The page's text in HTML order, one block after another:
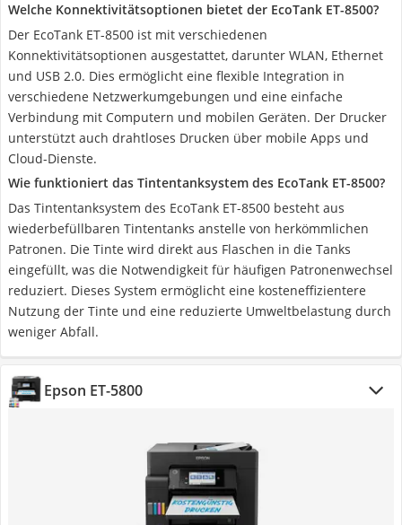
Welche Konnektivitätsoptionen bietet der EcoTank ET-8500?
Der EcoTank ET-8500 ist mit verschiedenen
Konnektivitätsoptionen ausgestattet, darunter WLAN, Ethernet
und USB 2.0. Dies ermöglicht eine flexible Integration in
verschiedene Netzwerkumgebungen und eine einfache
Verbindung mit Computern und mobilen Geräten. Der Drucker
unterstützt auch drahtloses Drucken über mobile Apps und
Cloud-Dienste.
Wie funktioniert das Tintentanksystem des EcoTank ET-8500?
Das Tintentanksystem des EcoTank ET-8500 besteht aus
wiederbefüllbaren Tintentanks anstelle von herkömmlichen
Patronen. Die Tinte wird direkt aus Flaschen in die Tanks
eingefüllt, was die Notwendigkeit für häufigen Patronenwechsel
reduziert. Dieses System ermöglicht eine kosteneffizientere
Nutzung der Tinte und eine reduzierte Umweltbelastung durch
weniger Abfall.
Epson ET-5800